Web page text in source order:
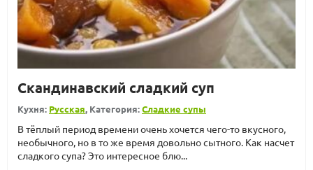
Скандинавский сладкий суп
Кухня: Русская, Категория:Сладкие супы
В тёплый период времени очень хочется чего-то вкусного,
необычного, но в то же время довольно сытного. Как насчет
сладкого супа? Это интересное блю...